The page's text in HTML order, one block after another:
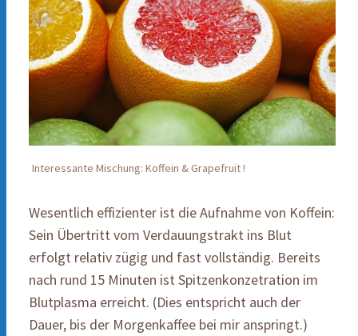
Interessante Mischung: Koffein & Grapefruit !
Wesentlich effizienter ist die Aufnahme von Koffein:
Sein Übertritt vom Verdauungstrakt ins Blut
erfolgt relativ zügig und fast vollständig. Bereits
nach rund 15 Minuten ist Spitzenkonzetration im
Blutplasma erreicht. (Dies entspricht auch der
Dauer, bis der Morgenkaffee bei mir anspringt.)